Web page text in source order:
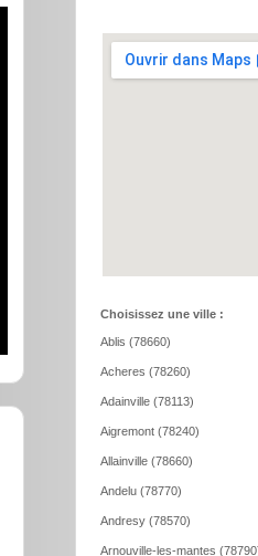
Choisissez une ville :
Ablis (78660)
Acheres (78260)
Adainville (78113)
Aigremont (78240)
Allainville (78660)
Andelu (78770)
Andresy (78570)
Arnouville-les-mantes